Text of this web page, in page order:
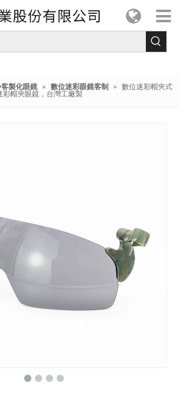
製化眼鏡 » 數位迷彩眼鏡客制 » 數位迷彩帽夾式
帽夾眼鏡，台灣工廠製